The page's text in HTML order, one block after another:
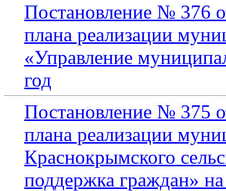
Постановление № 376
плана реализации
«Управление
год
Постановление № 375
плана реализации
Краснокрымского
поддержка граждан»